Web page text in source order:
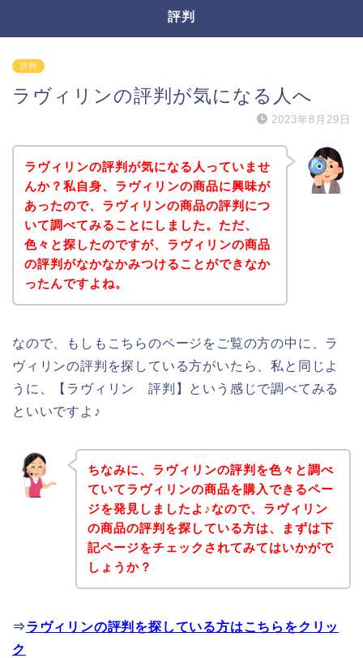
評判
評判
ラヴィリンの評判が気になる人へ
2023年8月29日
ラヴィリンの評判が気になる人っていませ
んか？私自身、ラヴィリンの商品に興味が
あったので、ラヴィリンの商品の評判につ
いて調べてみることにしました。ただ、
色々と探したのですが、ラヴィリンの商品
の評判がなかなかみつけることができなか
ったんですよね。
なので、もしもこちらのページをご覧の方の中に、ラ
ヴィリンの評判を探している方がいたら、私と同じよ
うに、【ラヴィリン 評判】という感じで調べてみる
といいですよ♪
ちなみに、ラヴィリンの評判を色々と調べ
ていてラヴィリンの商品を購入できるペー
ジを発見しましたよ♪なので、ラヴィリン
の商品の評判を探している方は、まずは下
記ページをチェックされてみてはいかがで
しょうか？
⇒ラヴィリンの評判を探している方はこちらをクリッ
ク